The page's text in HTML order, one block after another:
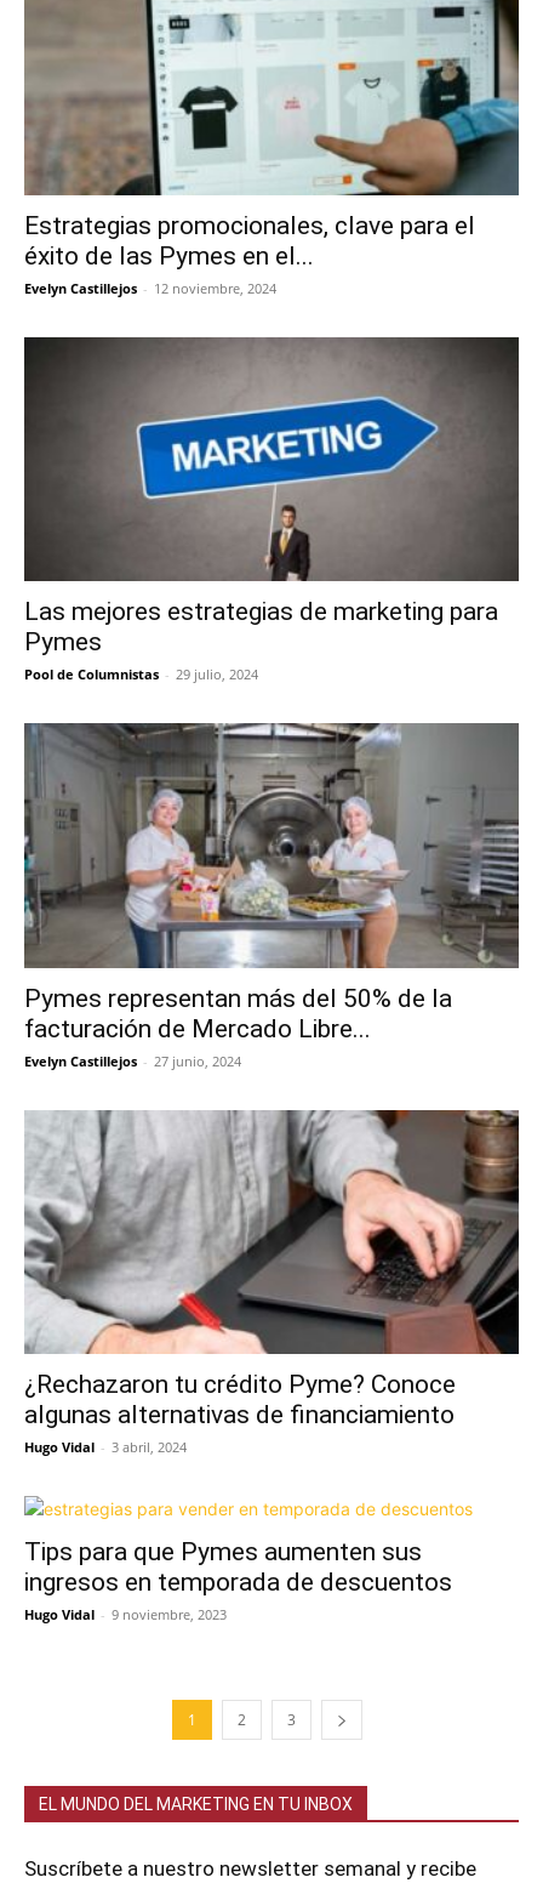
Estrategias promocionales, clave para el
éxito de las Pymes en el...
Evelyn Castillejos - 12 noviembre, 2024
Las mejores estrategias de marketing para
Pymes
Pool de Columnistas - 29 julio, 2024
Pymes representan más del 50% de la
facturación de Mercado Libre...
Evelyn Castillejos - 27 junio, 2024
¿Rechazaron tu crédito Pyme? Conoce
algunas alternativas de financiamiento
Hugo Vidal - 3 abril, 2024
Tips para que Pymes aumenten sus
ingresos en temporada de descuentos
Hugo Vidal - 9 noviembre, 2023
1 2 3
EL MUNDO DEL MARKETING EN TU INBOX
Suscríbete a nuestro newsletter semanal y recibe